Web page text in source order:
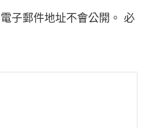
子郵件地址不會公開。 必